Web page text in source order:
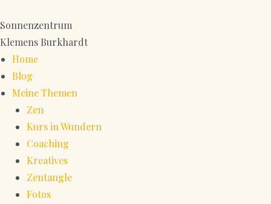
Inhalt
springen
Sonnenzentrum
Klemens Burkhardt
Home
Blog
Meine Themen
Zen
Kurs in Wundern
Coaching
Kreatives
Zentangle
Fotos